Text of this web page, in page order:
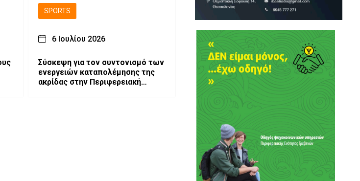
SPORTS
6 Ιουλίου 2026
Σύσκεψη για τον συντονισμό των
ενεργειών καταπολέμησης της
ακρίδας στην Περιφερειακή